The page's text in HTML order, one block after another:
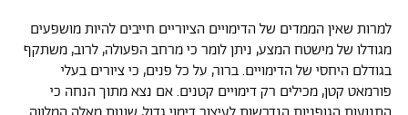
למרות שאין הממדים של הדימויים הציוריים חייבים להיות מושפעים
מגודלו של מישטח המצע, ניתן לומר כי מרחב הפעולה, לרוב, משתקף
בגודלם היחסי של הדימויים. ברור, על כל פנים, כי ציורים בעלי
פורמאט קטן, מכילים רק דימויים קטנים. אם נצא מתוך הנחה כי